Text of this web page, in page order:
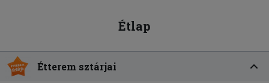
Étlap
Étterem sztárjai